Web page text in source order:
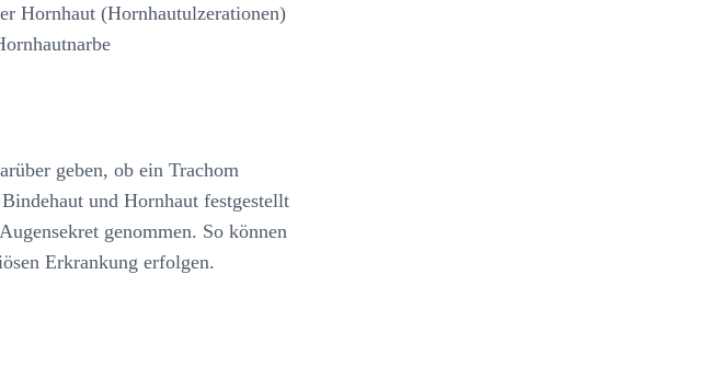
Hornhaut (Hornhautulzerationen)
geben, ob ein Trachom
und Hornhaut festgestellt
genommen. So können
Erkrankung erfolgen.